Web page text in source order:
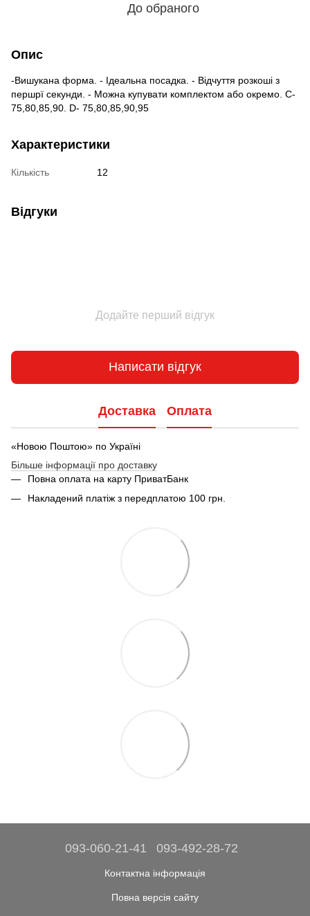
До обраного
Опис
-Вишукана форма. - Ідеальна посадка. - Відчуття розкоші з
першрї секунди. - Можна купувати комплектом або окремо. C-
75,80,85,90. D- 75,80,85,90,95
Характеристики
Кількість 12
Відгуки
Додайте перший відгук
Написати відгук
Доставка Оплата
«Новою Поштою» по Україні
Більше інформації про доставку
Повна оплата на карту ПриватБанк
Накладений платіж з передплатою 100 грн.
093-060-21-41 093-492-28-72
Контактна інформація
Повна версія сайту